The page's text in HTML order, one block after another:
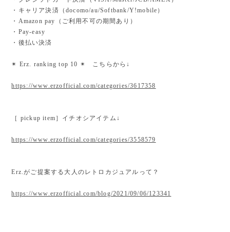
・キャリア決済（docomo/au/Softbank/Y!mobile）
・Amazon pay（ご利用不可の期間あり）
・Pay-easy
・後払い決済
✴︎ Erz. ranking top 10 ✴︎ こちらから↓
https://www.erzofficial.com/categories/3617358
［ pickup item］イチオシアイテム↓
https://www.erzofficial.com/categories/3558579
Erz.がご提案する大人のレトロカジュアルって？
https://www.erzofficial.com/blog/2021/09/06/123341